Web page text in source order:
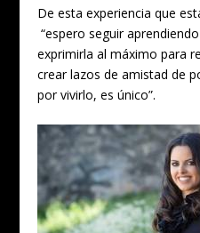
De esta experiencia que
“espero seguir
exprimirla al máximo para
crear lazos de amistad de
por vivirlo, es único”.